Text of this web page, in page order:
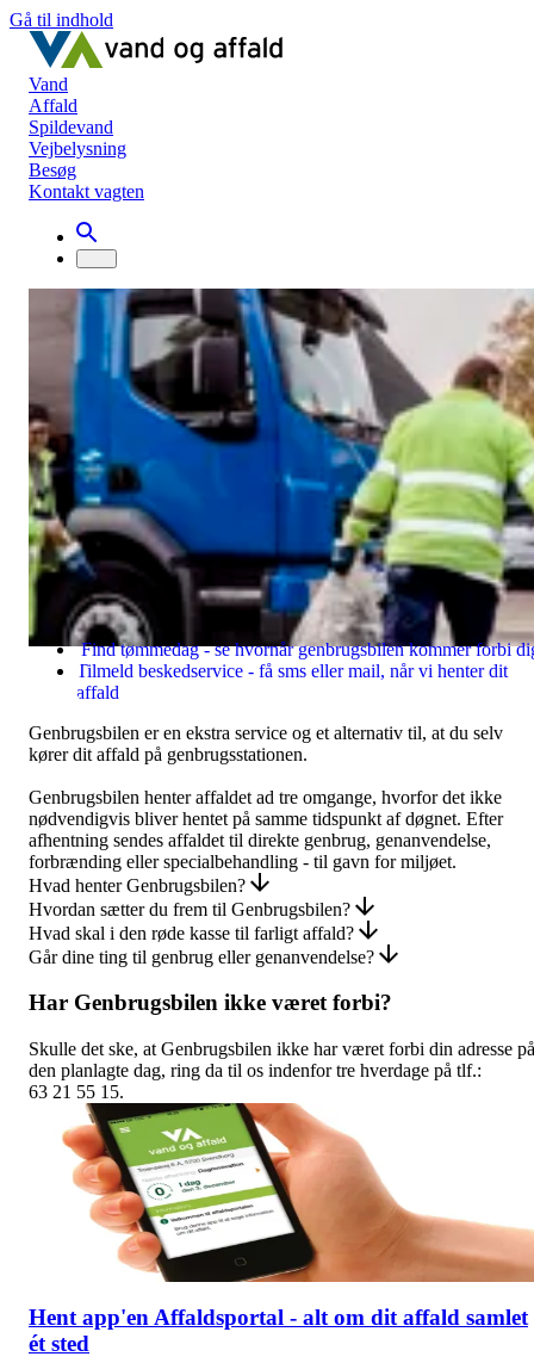
Gå til indhold
Vand
Affald
Spildevand
Vejbelysning
Besøg
Kontakt vagten
Affald Genbrugsbilen
Genbrugsbilen
I Svendborg Kommune kommer
Genbrugsbilen forbi din adresse én gang
om måneden og henter plast, haveaffald,
indbo, hårde hvidevarer, farligt affald og
andet. Her finder du information om,
hvad du skal være opmærksom på, når
sætter frem til Genbrugsbilen.
Find tømmedag - se hvornår genbrugsbilen kommer forbi
Tilmeld beskedservice - få sms eller mail, når vi henter dit
affald
Genbrugsbilen er en ekstra service og et alternativ til, at du selv
kører dit affald på genbrugsstationen.
Genbrugsbilen henter affaldet ad tre omgange, hvorfor det ikke
nødvendigvis bliver hentet på samme tidspunkt af døgnet. Efter
afhentning sendes affaldet til direkte genbrug, genanvendelse,
forbrænding eller specialbehandling - til gavn for miljøet.
Hvad henter Genbrugsbilen?
Hvordan sætter du frem til Genbrugsbilen?
Hvad skal i den røde kasse til farligt affald?
Går dine ting til genbrug eller genanvendelse?
Har Genbrugsbilen ikke været forbi?
Skulle det ske, at Genbrugsbilen ikke har været forbi din adresse på
den planlagte dag, ring da til os indenfor tre hverdage på tlf.:
63 21 55 15.
Hent app'en Affaldsportal - alt om dit affald samlet
ét sted